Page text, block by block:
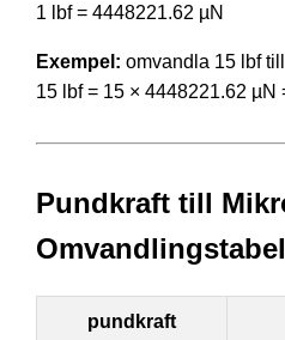
1 lbf = 4448221.62 µN
Exempel: omvandla 15 lbf
15 lbf = 15 × 4448221.62 µN
Pundkraft till
pundkraft